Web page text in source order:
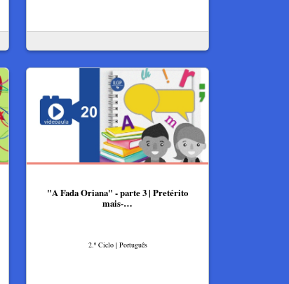
"A Fada Oriana" - parte 3 | Pretérito
mais-…
2.º Ciclo | Português